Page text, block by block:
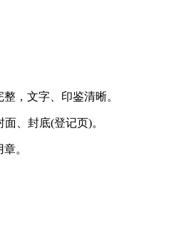
，文字、印鉴清晰。
、封底(登记页)。
。